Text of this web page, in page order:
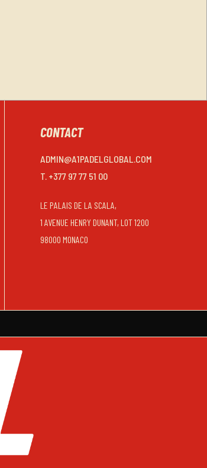
CONTACT
ADMIN@A1PADELGLOBAL.COM
T. +377 97 77 51 00
LE PALAIS DE LA SCALA,
1 AVENUE HENRY DUNANT, LOT 1200
98000 MONACO